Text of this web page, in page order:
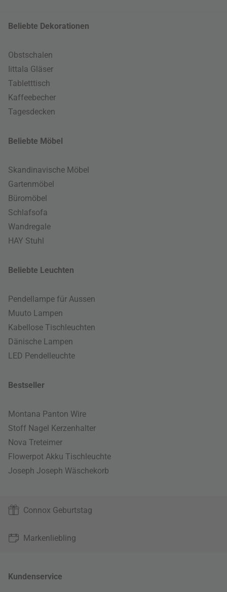
Beliebte Dekorationen
Obstschalen
Iittala Gläser
Tabletttisch
Kaffeebecher
Tagesdecken
Beliebte Möbel
Skandinavische Möbel
Gartenmöbel
Büromöbel
Schlafsofa
Wandregale
HAY Stuhl
Beliebte Leuchten
Pendellampe für Aussen
Muuto Lampen
Kabellose Tischleuchten
Dänische Lampen
LED Pendelleuchte
Bestseller
Montana Panton Wire
Stoff Nagel Kerzenhalter
Nova Treteimer
Flowerpot Akku Tischleuchte
Joseph Joseph Wäschekorb
Connox Geburtstag
Markenliebling
Kundenservice